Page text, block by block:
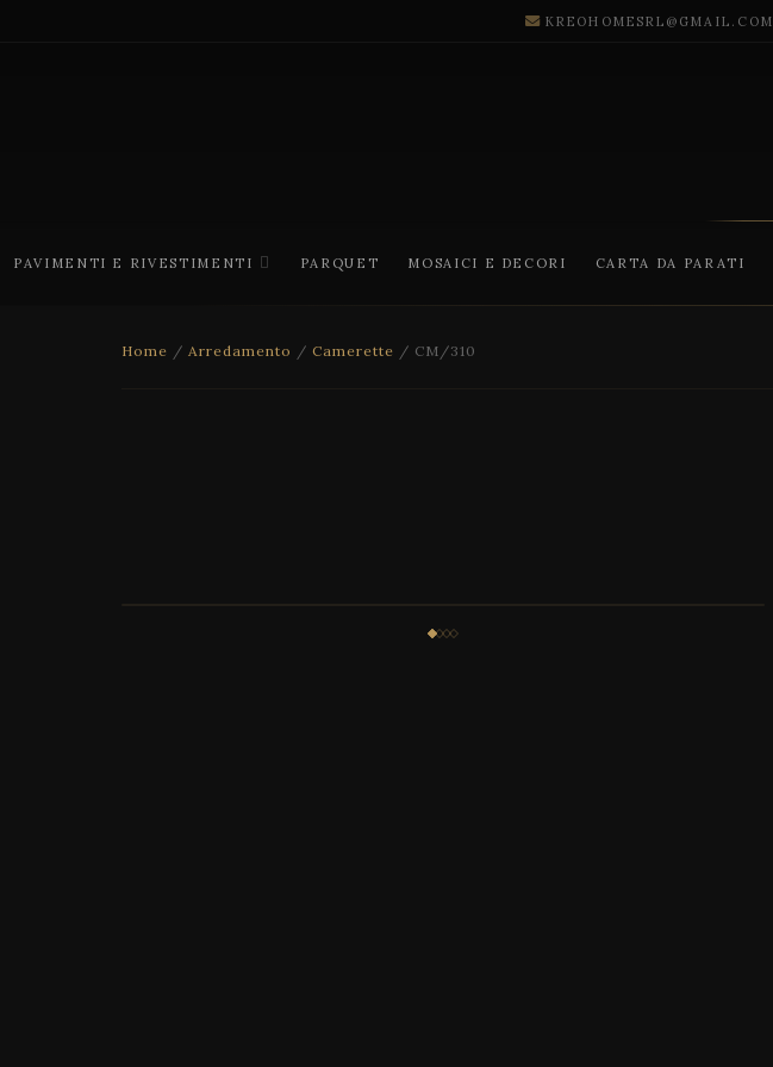
KREOHOMESRL@GMAIL.COM
PAVIMENTI E RIVESTIMENTI PARQUET MOSAICI E DECORI CARTA DA PARATI
Home / Arredamento / Camerette / CM/310